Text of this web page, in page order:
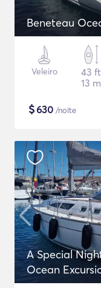
Beneteau
Veleiro
43 ft
13 m
$630 /noite
A Special
Ocean